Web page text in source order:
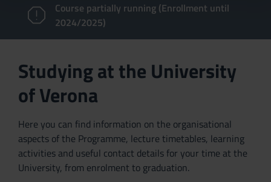
Course partially running (Enrollment until
2024/2025)
Studying at the University
of Verona
Here you can find information on the organisational
aspects of the Programme, lecture timetables, learning
activities and useful contact details for your time at the
University, from enrolment to graduation.